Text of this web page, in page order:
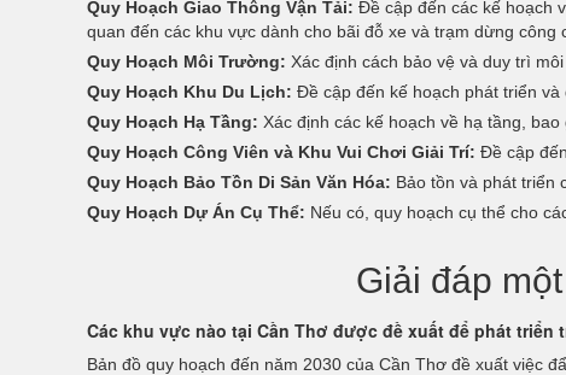
Quy Hoạch Giao Thông Vận Tải: Đề cập đến các kế hoạch
quan đến các khu vực dành cho bãi đỗ xe và trạm dừng công
Quy Hoạch Môi Trường: Xác định cách bảo vệ và duy trì
Quy Hoạch Khu Du Lịch: Đề cập đến kế hoạch phát triển và
Quy Hoạch Hạ Tầng: Xác định các kế hoạch về hạ tầng,
Quy Hoạch Công Viên và Khu Vui Chơi Giải Trí: Đề cập
Quy Hoạch Bảo Tồn Di Sản Văn Hóa: Bảo tồn và phát triển
Quy Hoạch Dự Án Cụ Thể: Nếu có, quy hoạch cụ thể cho
Giải đáp
Các khu vực nào tại Cần Thơ được đề xuất để phát triển
Bản đồ quy hoạch đến năm 2030 của Cần Thơ đề xuất việc